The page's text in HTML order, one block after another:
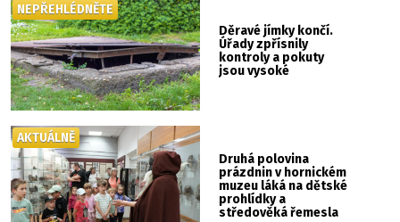
Děravé jímky končí.
Úřady zpřísnily
kontroly a pokuty
jsou vysoké
NEPŘEHLÉDNĚTE
Druhá polovina
prázdnin v hornickém
muzeu láká na dětské
prohlídky a
středověká řemesla
AKTUÁLNĚ